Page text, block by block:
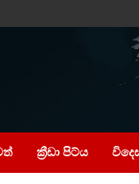
ක්‍රීඩා පිට්ය